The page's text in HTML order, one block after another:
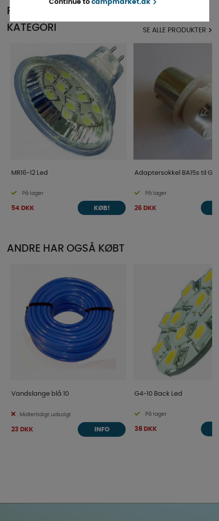
POPULÆR I SAMME
KATEGORI
SE ALLE PRODUKTER
MR16-12 Led
På lager
54 DKK KØB!
Adaptersokkel BA15s til G4
På lager
26 DKK
ANDRE HAR OGSÅ KØBT
Vandslange blå 10
Midlertidigt udsolgt
23 DKK INFO
G4-10 Back Led
På lager
38 DKK
Continue to campmarket.dk